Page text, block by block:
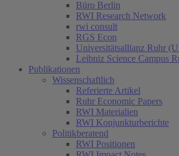
Büro Berlin
RWI Research Network
rwi consult
RGS Econ
Universitätsallianz Ruhr
Leibniz Science Campus
Publikationen
Wissenschaftlich
Referierte Artikel
Ruhr Economic Papers
RWI Materialien
RWI Konjunkturberichte
Politikberatend
RWI Positionen